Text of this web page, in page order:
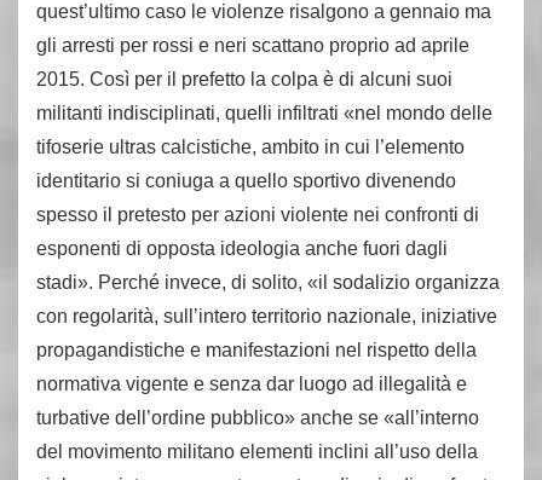
quest’ultimo caso le violenze risalgono a gennaio ma
gli arresti per rossi e neri scattano proprio ad aprile
2015. Così per il prefetto la colpa è di alcuni suoi
militanti indisciplinati, quelli infiltrati «nel mondo delle
tifoserie ultras calcistiche, ambito in cui l’elemento
identitario si coniuga a quello sportivo divenendo
spesso il pretesto per azioni violente nei confronti di
esponenti di opposta ideologia anche fuori dagli
stadi». Perché invece, di solito, «il sodalizio organizza
con regolarità, sull’intero territorio nazionale, iniziative
propagandistiche e manifestazioni nel rispetto della
normativa vigente e senza dar luogo ad illegalità e
turbative dell’ordine pubblico» anche se «all’interno
del movimento militano elementi inclini all’uso della